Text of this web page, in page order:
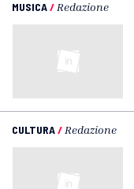
MUSICA/ Redazione
CULTURA/ Redazione